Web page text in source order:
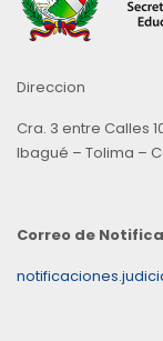
Direccion
Cra. 3 entre Calles
Ibagué – Tolima –
Correo de